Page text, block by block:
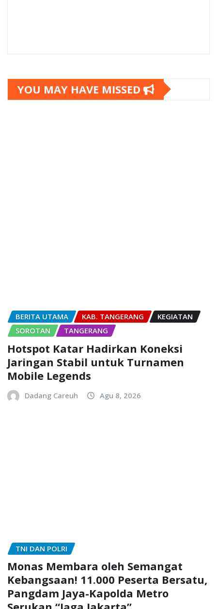
YOU MAY HAVE MISSED
BERITA UTAMA KAB. TANGERANG
KEGIATAN
SOROTAN
TANGERANG
Hotspot Katar Hadirkan Koneksi
Jaringan Stabil untuk Turnamen
Mobile Legends
Dadang Careuh Agu 8, 2026
TNI DAN POLRI
Monas Membara oleh Semangat
Kebangsaan! 11.000 Peserta Bersatu,
Pangdam Jaya-Kapolda Metro